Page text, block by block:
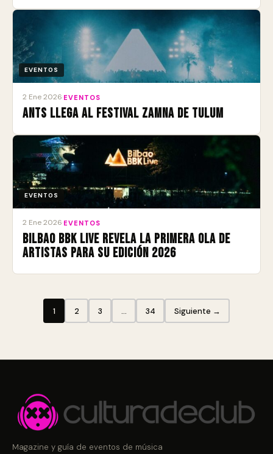
EVENTOS
2 Ene 2026 EVENTOS
ANTS llega al Festival Zamna de Tulum
EVENTOS
2 Ene 2026 EVENTOS
Bilbao BBK Live revela la primera ola de
artistas para su edición 2026
1 2 3 … 34 Siguiente →
Magazine y guía de eventos de música